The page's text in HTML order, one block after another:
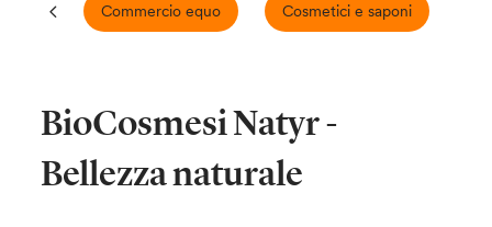
Commercio equo Cosmetici e saponi
BioCosmesi Natyr -
Bellezza naturale